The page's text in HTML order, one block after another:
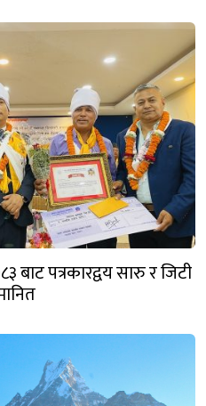
बाट पत्रकारद्वय सारु र जिटी